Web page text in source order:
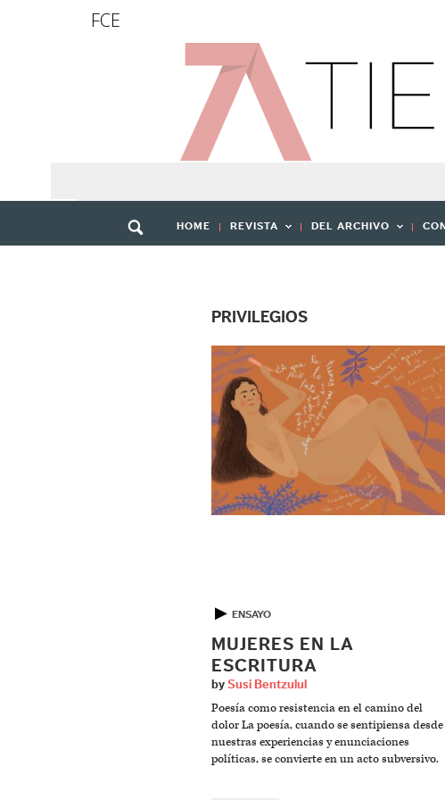
FCE
HOME REVISTA DEL ARCHIVO
PRIVILEGIOS
▶ ENSAYO
MUJERES EN LA
ESCRITURA
by Susi Bentzulul
Poesía como resistencia en el camino del
dolor La poesía, cuando se sentipiensa desde
nuestras experiencias y enunciaciones
políticas, se convierte en un acto subversivo.